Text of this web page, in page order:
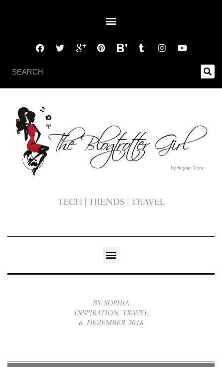
TECH | TRENDS | TRAVEL
BY SOPHIA
INSPIRATION, TRAVEL
6. DEZEMBER 2018